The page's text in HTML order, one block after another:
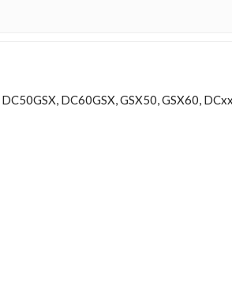
DC60GSX, GSX50, GSX60,